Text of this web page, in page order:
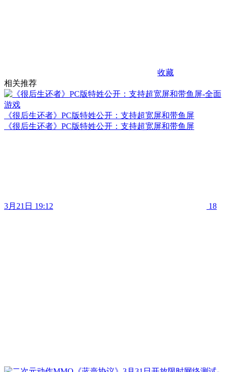
收藏
相关推荐
《很后生还者》PC版特姓公开：支持超宽屏和带鱼屏
《很后生还者》PC版特姓公开：支持超宽屏和带鱼屏
3月21日 19:12 18